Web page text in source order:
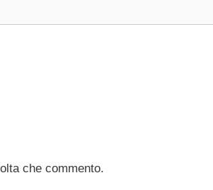
che commento.